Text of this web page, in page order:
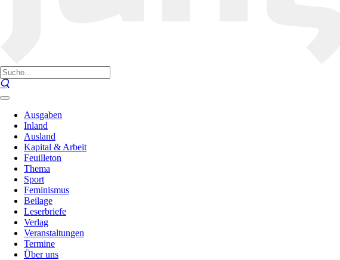
Ausgaben
Inland
Ausland
Kapital & Arbeit
Feuilleton
Thema
Sport
Feminismus
Beilage
Leserbriefe
Verlag
Veranstaltungen
Termine
Über uns